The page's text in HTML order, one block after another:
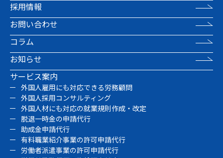
採用情報
お問い合わせ
コラム
お知らせ
サービス案内
外国人雇用にも対応できる労務顧問
外国人採用コンサルティング
外国人材にも対応の就業規則作成・改定
脱退一時金の申請代行
助成金申請代行
有料職業紹介事業の許可申請代行
労働者派遣事業の許可申請代行